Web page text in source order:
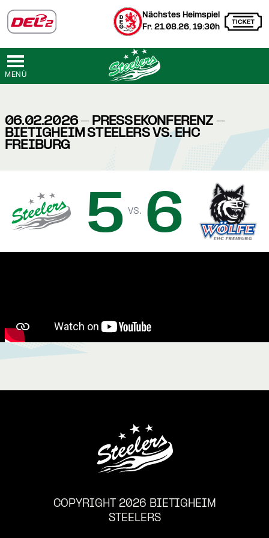
Nächstes Heimspiel
Fr. 21.08.26, 19:30h
MENÜ
06.02.2026 - PRESSEKONFERENZ -
BIETIGHEIM STEELERS VS. EHC
FREIBURG
5 vs. 6
COPYRIGHT 2026 BIETIGHEIM
STEELERS